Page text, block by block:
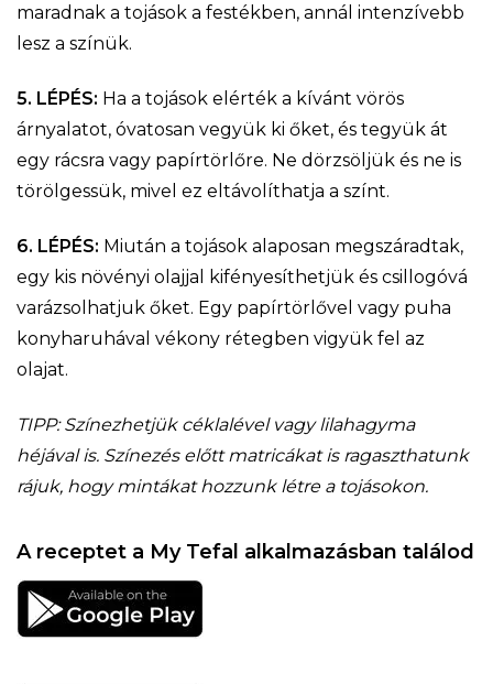
maradnak a tojások a festékben, annál intenzívebb
lesz a színük.
5. LÉPÉS: Ha a tojások elérték a kívánt vörös
árnyalatot, óvatosan vegyük ki őket, és tegyük át
egy rácsra vagy papírtörlőre. Ne dörzsöljük és ne is
törölgessük, mivel ez eltávolíthatja a színt.
6. LÉPÉS: Miután a tojások alaposan megszáradtak,
egy kis növényi olajjal kifényesíthetjük és csillogóvá
varázsolhatjuk őket. Egy papírtörlővel vagy puha
konyharuhával vékony rétegben vigyük fel az
olajat.
TIPP: Színezhetjük céklalével vagy lilahagyma
héjával is. Színezés előtt matricákat is ragaszthatunk
rájuk, hogy mintákat hozzunk létre a tojásokon.
A receptet a My Tefal alkalmazásban találod